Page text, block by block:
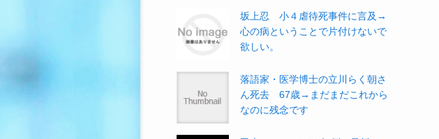
坂上忍 小４虐待死事件に言及→
心の病ということで片付けないで
欲しい。
落語家・医学博士の立川らく朝さ
ん死去 67歳→まだまだこれから
なのに残念です